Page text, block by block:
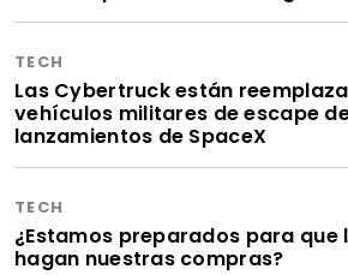
TECH
Las Cybertruck están
vehículos militares de escape de
lanzamientos de SpaceX
TECH
¿Estamos preparados para que
hagan nuestras compras?